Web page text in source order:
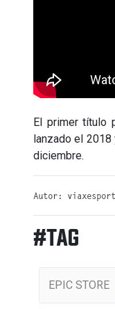
El primer título
lanzado el
diciembre.
Autor:
#TAG
EPIC STORE